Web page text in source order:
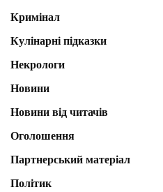
Кримінал
Кулінарні підказки
Некрологи
Новини
Новини від читачів
Оголошення
Партнерський матеріал
Політик